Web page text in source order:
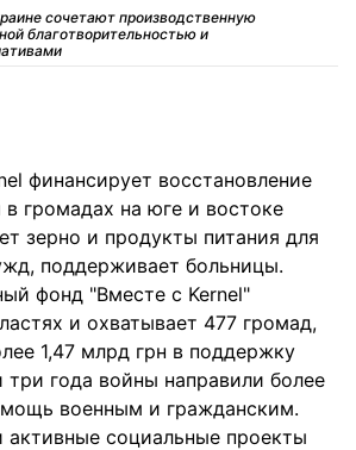
сочетают производственную
благотворительностью и
финансирует восстановление
громадах на юге и востоке
зерно и продукты питания для
поддерживает больницы.
фонд "Вместе с Kernel"
и охватывает 477 громад,
1,47 млрд грн в поддержку
три года войны направили более
военным и гражданским.
социальные проекты